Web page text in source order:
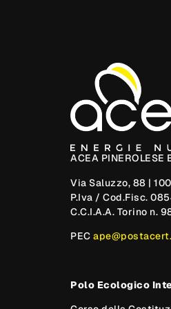
ACEA PINEROLESE
Via Saluzzo, 88 |
P.Iva / Cod.Fisc.
C.C.I.A.A. Torino n.
PEC
Polo Ecologico